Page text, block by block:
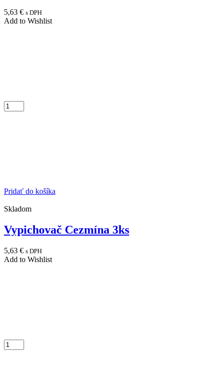
5,63 € s DPH
Add to Wishlist
Pridať do košíka
Skladom
Vypichovač Cezmína 3ks
5,63 € s DPH
Add to Wishlist